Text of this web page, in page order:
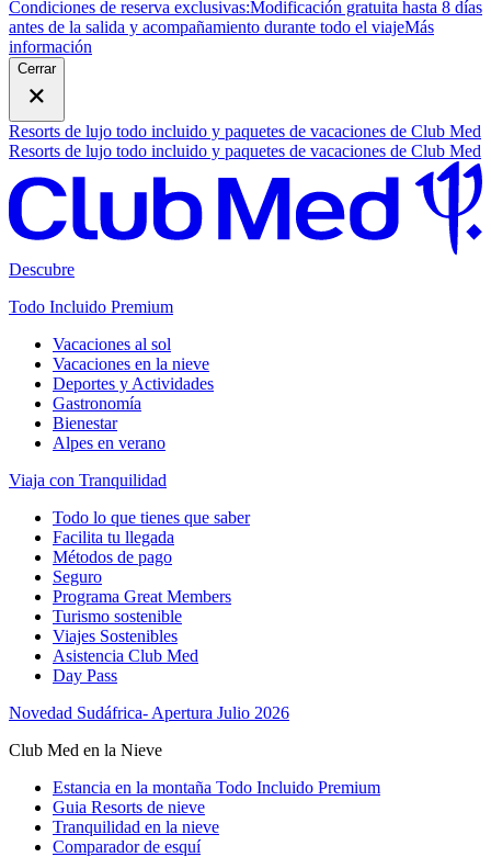
Condiciones de reserva exclusivas:Modificación gratuita hasta 8 días
antes de la salida y acompañamiento durante todo el viajeMás
información
Cerrar
Resorts de lujo todo incluido y paquetes de vacaciones de Club Med
Resorts de lujo todo incluido y paquetes de vacaciones de Club Med
Descubre
Todo Incluido Premium
Vacaciones al sol
Vacaciones en la nieve
Deportes y Actividades
Gastronomía
Bienestar
Alpes en verano
Viaja con Tranquilidad
Todo lo que tienes que saber
Facilita tu llegada
Métodos de pago
Seguro
Programa Great Members
Turismo sostenible
Viajes Sostenibles
Asistencia Club Med
Day Pass
Novedad Sudáfrica- Apertura Julio 2026
Club Med en la Nieve
Estancia en la montaña Todo Incluido Premium
Guia Resorts de nieve
Tranquilidad en la nieve
Comparador de esquí